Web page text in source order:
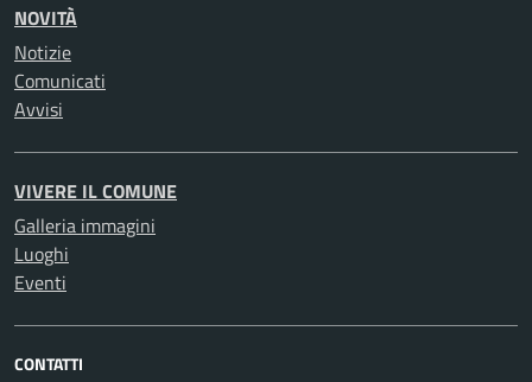
NOVITÀ
Notizie
Comunicati
Avvisi
VIVERE IL COMUNE
Galleria immagini
Luoghi
Eventi
CONTATTI